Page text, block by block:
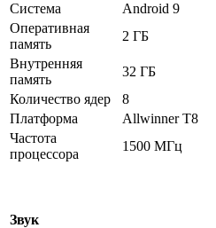
Система
Android 9
Оперативная
память
2 ГБ
Внутренняя
память
32 ГБ
Количество ядер
8
Платформа
Allwinner T8
Частота
процессора
1500 МГц
Звук